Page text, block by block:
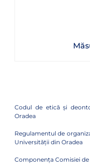
Codul de etică şi
Oradea
Regulamentul de
Universității din Oradea
Componenţa Comisiei